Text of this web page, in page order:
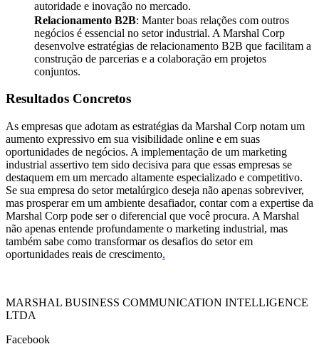
autoridade e inovação no mercado.
Relacionamento B2B: Manter boas relações com outros
negócios é essencial no setor industrial. A Marshal Corp
desenvolve estratégias de relacionamento B2B que facilitam a
construção de parcerias e a colaboração em projetos
conjuntos.
Resultados Concretos
As empresas que adotam as estratégias da Marshal Corp notam um
aumento expressivo em sua visibilidade online e em suas
oportunidades de negócios. A implementação de um marketing
industrial assertivo tem sido decisiva para que essas empresas se
destaquem em um mercado altamente especializado e competitivo.
Se sua empresa do setor metalúrgico deseja não apenas sobreviver,
mas prosperar em um ambiente desafiador, contar com a expertise da
Marshal Corp pode ser o diferencial que você procura. A Marshal
não apenas entende profundamente o marketing industrial, mas
também sabe como transformar os desafios do setor em
oportunidades reais de crescimento.
MARSHAL BUSINESS COMMUNICATION INTELLIGENCE
LTDA
Facebook